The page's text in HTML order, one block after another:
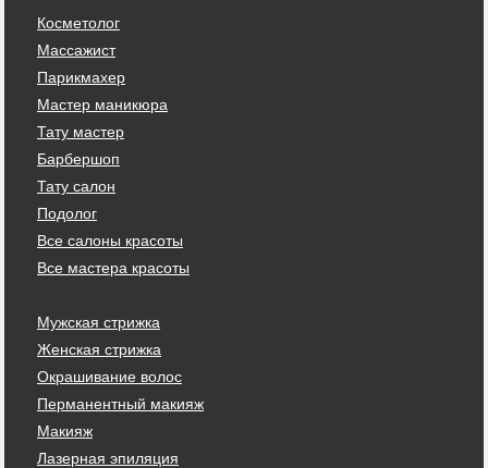
Косметолог
Массажист
Парикмахер
Мастер маникюра
Тату мастер
Барбершоп
Тату салон
Подолог
Все салоны красоты
Все мастера красоты
Мужская стрижка
Женская стрижка
Окрашивание волос
Перманентный макияж
Макияж
Лазерная эпиляция